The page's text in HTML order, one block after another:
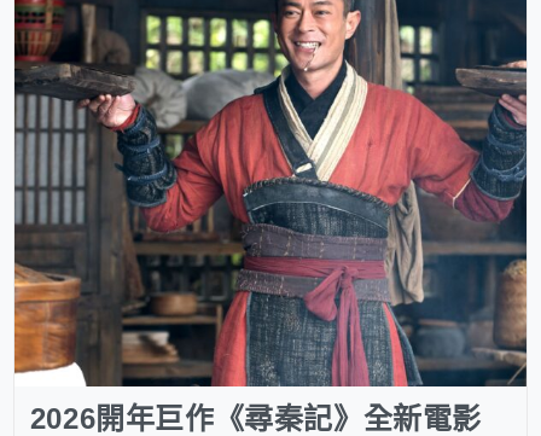
2026開年巨作《尋秦記》全新電影